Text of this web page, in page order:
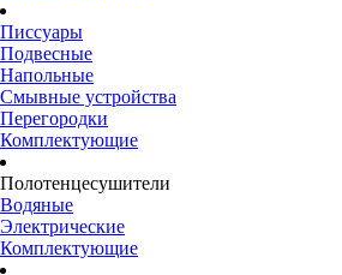
Писсуары
Подвесные
Напольные
Смывные устройства
Перегородки
Комплектующие
Полотенцесушители
Водяные
Электрические
Комплектующие